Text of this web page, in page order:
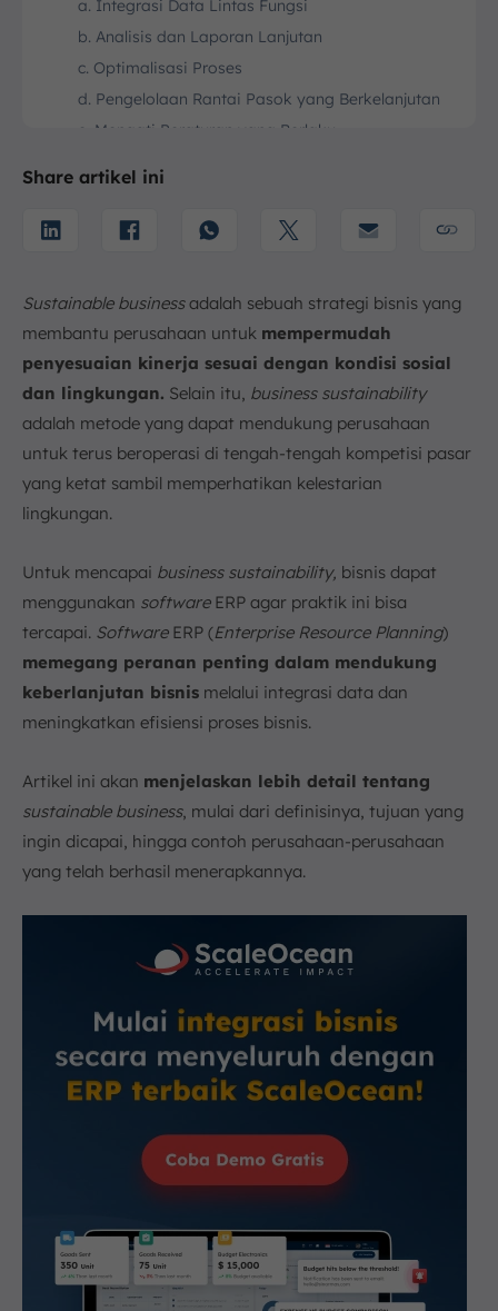
a. Integrasi Data Lintas Fungsi
b. Analisis dan Laporan Lanjutan
c. Optimalisasi Proses
d. Pengelolaan Rantai Pasok yang Berkelanjutan
e. Menaati Peraturan yang Berlaku
5. Kesimpulan
Share artikel ini
Sustainable businessadalah sebuah strategi bisnis yang
membantu perusahaan untuk mempermudah
penyesuaian kinerja sesuai dengan kondisi sosial
dan lingkungan. Selain itu, business sustainability
adalah metode yang dapat mendukung perusahaan
untuk terus beroperasi di tengah-tengah kompetisi pasar
yang ketat sambil memperhatikan kelestarian
lingkungan.
Untuk mencapai business sustainability, bisnis dapat
menggunakan softwareERP agar praktik ini bisa
tercapai. SoftwareERP (Enterprise Resource Planning)
memegang peranan penting dalam mendukung
keberlanjutan bisnis melalui integrasi data dan
meningkatkan efisiensi proses bisnis.
Artikel ini akan menjelaskan lebih detail tentang
sustainable business, mulai dari definisinya, tujuan yang
ingin dicapai, hingga contoh perusahaan-perusahaan
yang telah berhasil menerapkannya.